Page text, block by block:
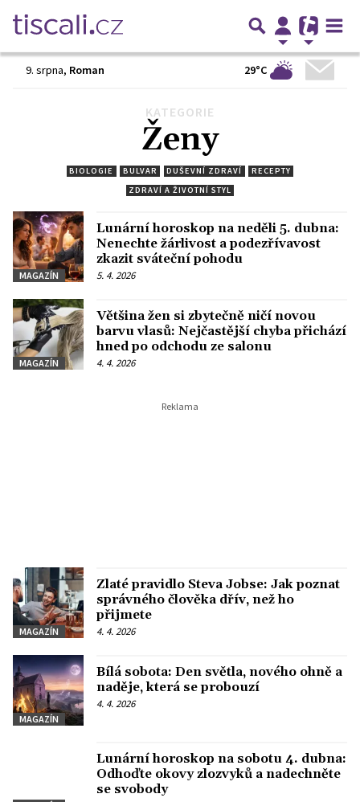
9. srpna, Roman 29°C
KATEGORIE
Ženy
BIOLOGIE BULVAR DUŠEVNÍ ZDRAVÍ
RECEPTY
ZDRAVÍ A ŽIVOTNÍ STYL
MAGAZÍN
Lunární horoskop na neděli 5. dubna:
Nenechte žárlivost a podezřívavost
zkazit sváteční pohodu
5. 4. 2026
MAGAZÍN
Většina žen si zbytečně ničí novou
barvu vlasů: Nejčastější chyba přichází
hned po odchodu ze salonu
4. 4. 2026
MAGAZÍN
Zlaté pravidlo Steva Jobse: Jak poznat
správného člověka dřív, než ho
přijmete
4. 4. 2026
MAGAZÍN
Bílá sobota: Den světla, nového ohně a
naděje, která se probouzí
4. 4. 2026
Lunární horoskop na sobotu 4. dubna:
Odhoďte okovy zlozvyků a nadechněte
se svobody
50 51 52